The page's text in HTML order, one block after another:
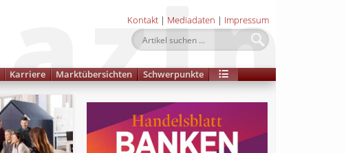
Kontakt | Mediadaten | Impressum
Karriere Marktübersichten Schwerpunkte